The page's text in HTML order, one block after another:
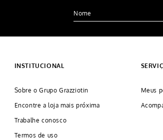
INSTITUCIONAL
Sobre o Grupo Grazziotin
Encontre a loja mais próxima
Trabalhe conosco
Termos de uso
Meus